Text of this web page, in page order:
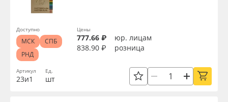
Артикул
23и1
Ед.
шт
Цены
777.66 ₽
юр. лицам
838.90 ₽
розница
Доступно
МСК
СПБ
РНД